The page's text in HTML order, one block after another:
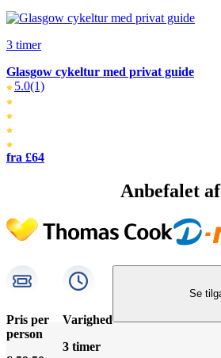
3 timer
Glasgow cykeltur med privat guide
5.0(1)
fra £64
Anbefalet
Pris per
person
Varighed
3 timer
Se